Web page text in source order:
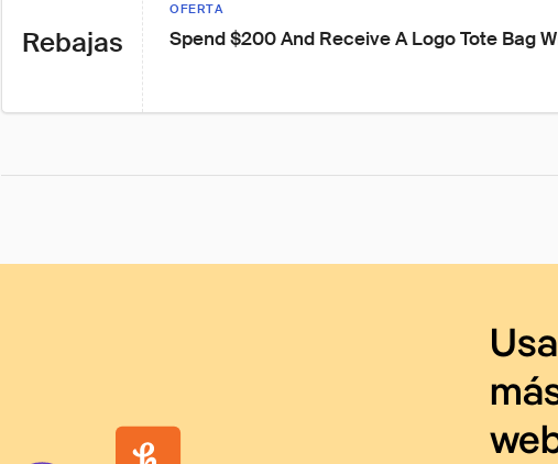
Rebajas
OFERTA
Spend $200 And Receive A Logo Tote Bag